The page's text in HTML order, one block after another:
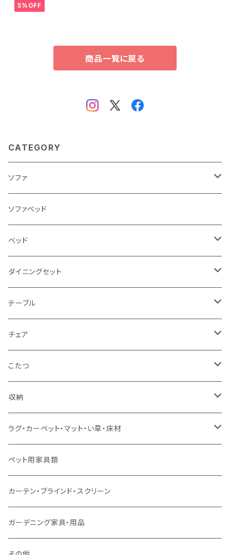
5%OFF
商品一覧に戻る
CATEGORY
ソファ
3人掛け
2.5人掛け
2人掛け
1人掛け
カウチソファ
コーナーソファ
ソファセット
スツール・オットマン
ソファ付属品
クッション・座椅子
ソファベッド
ベッド
シングルサイズ以下（フレームのみ）
セミダブルサイズ（フレームのみ）
ダブルサイズ（フレームのみ）
ワイドダブルサイズ以上（フレームのみ）
シングルサイズ以下（マットレス付）
セミダブルサイズ（マットレス付）
ダブルサイズ（マットレス付）
ダブルサイズ以上（マットレス付）
ロフトベッド
二段ベッド
ダイニングセット
ダイニング3点セット以下
ダイニング4点セット
ダイニング5点・6点セット
ダイニング7点セット以上
テーブル
センターテーブル
ダイニングテーブル
カウンターテーブル
リフティングテーブル
サイドテーブル・コーヒーテーブル
デスク
チェア
ダイニングチェア
カウンターチェア
キッズチェア
オフィスチェア・ゲーミングチェア
ダイニングベンチ・スツール
こたつ
こたつテーブル
こたつ布団
コタツ・布団セット
収納
本棚・シェルフ
食器棚・収納庫
レンジ台・カウンター
ラック
TVボード
ラグ・カーペット・マット・い草・床材
マット・フロアタイル
ラグ
カーペット
ペット用家具類
カーテン・ブラインド・スクリーン
ガーデニング家具・用品